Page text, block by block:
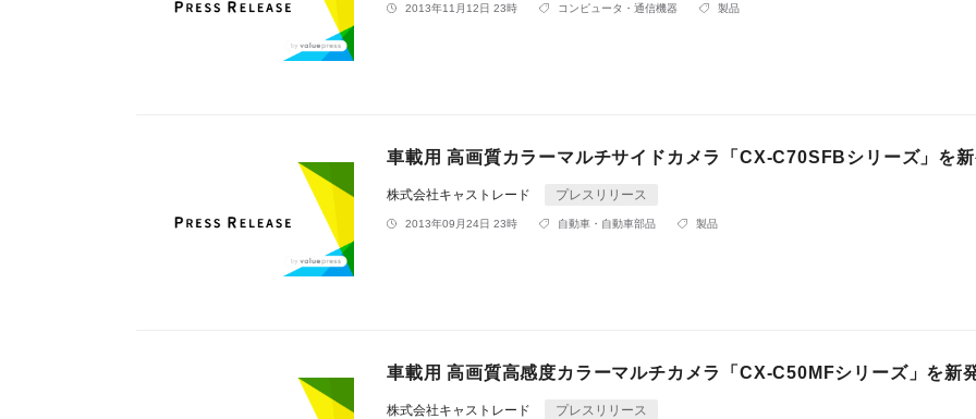
2013年11月12日 23時 コンピュータ・通信機器 製品
車載用 高画質カラーマルチサイドカメラ「CX-C70SFBシリーズ」を
株式会社キャストレード プレスリリース
2013年09月24日 23時 自動車・自動車部品 製品
車載用 高画質高感度カラーマルチカメラ「CX-C50MFシリーズ」を新
株式会社キャストレード プレスリリース